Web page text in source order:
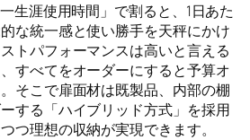
生涯使用時間」で割ると、1日あた
な統一感と使い勝手を天秤にかけ
トパフォーマンスは高いと言える
すべてをオーダーにすると予算オ
そこで扉面材は既製品、内部の棚
する「ハイブリッド方式」を採用
つ理想の収納が実現できます。